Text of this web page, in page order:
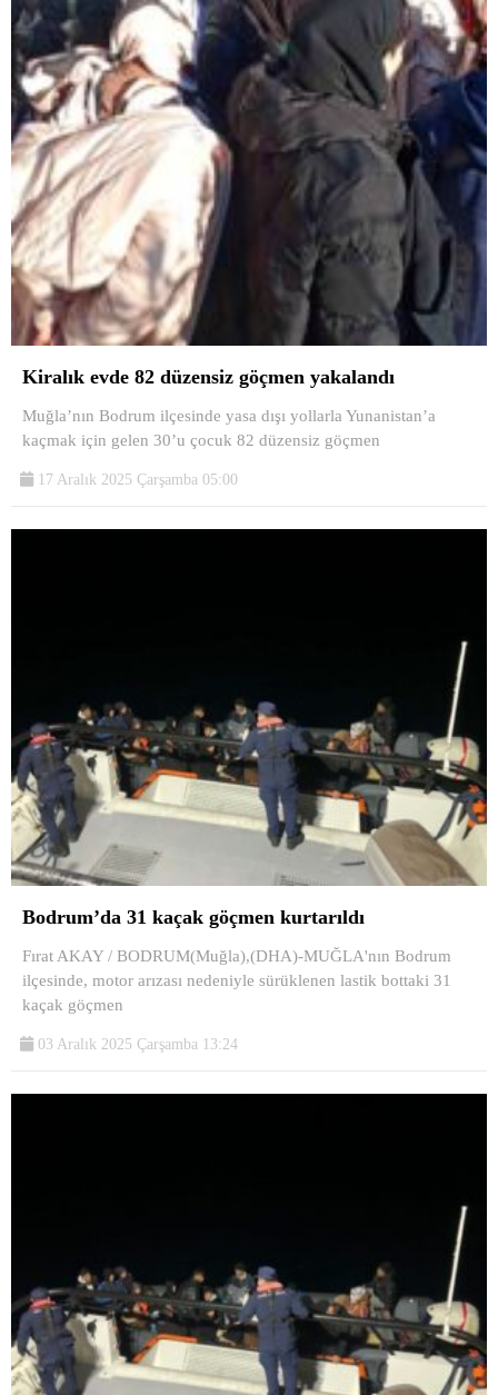
Kiralık evde 82 düzensiz göçmen yakalandı
Muğla’nın Bodrum ilçesinde yasa dışı yollarla Yunanistan’a
kaçmak için gelen 30’u çocuk 82 düzensiz göçmen
17 Aralık 2025 Çarşamba 05:00
Bodrum’da 31 kaçak göçmen kurtarıldı
Fırat AKAY / BODRUM(Muğla),(DHA)-MUĞLA'nın Bodrum
ilçesinde, motor arızası nedeniyle sürüklenen lastik bottaki 31
kaçak göçmen
03 Aralık 2025 Çarşamba 13:24